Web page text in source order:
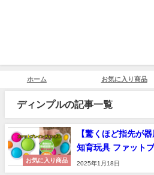
ホーム お気に入り商品
ディンプルの記事一覧
お気に入り商品
【驚くほど指先が
知育玩具 ファット
2025年1月18日